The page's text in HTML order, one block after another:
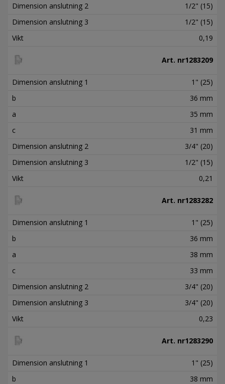
Dimension anslutning 2
1/2" (15)
Dimension anslutning 3
1/2" (15)
Vikt
0,19
Art. nr1283209
Dimension anslutning 1
1" (25)
b
36 mm
a
35 mm
c
31 mm
Dimension anslutning 2
3/4" (20)
Dimension anslutning 3
1/2" (15)
Vikt
0,21
Art. nr1283282
Dimension anslutning 1
1" (25)
b
36 mm
a
38 mm
c
33 mm
Dimension anslutning 2
3/4" (20)
Dimension anslutning 3
3/4" (20)
Vikt
0,23
Art. nr1283290
Dimension anslutning 1
1" (25)
b
38 mm